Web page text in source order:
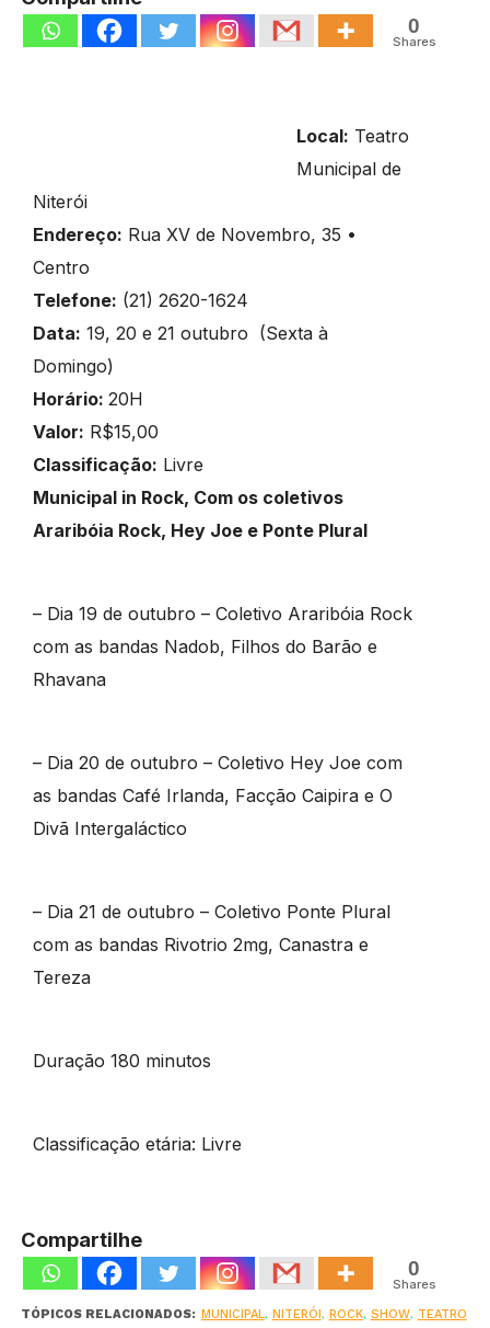
0
Shares
Local: Teatro
Municipal de
Niterói
Endereço: Rua XV de Novembro, 35 •
Centro
Telefone: (21) 2620-1624
Data: 19, 20 e 21 outubro (Sexta à
Domingo)
Horário: 20H
Valor: R$15,00
Classificação: Livre
Municipal in Rock, Com os coletivos
Araribóia Rock, Hey Joe e Ponte Plural
– Dia 19 de outubro – Coletivo Araribóia Rock
com as bandas Nadob, Filhos do Barão e
Rhavana
– Dia 20 de outubro – Coletivo Hey Joe com
as bandas Café Irlanda, Facção Caipira e O
Divã Intergaláctico
– Dia 21 de outubro – Coletivo Ponte Plural
com as bandas Rivotrio 2mg, Canastra e
Tereza
Duração 180 minutos
Classificação etária: Livre
Compartilhe
0
Shares
TÓPICOS RELACIONADOS: MUNICIPAL, NITERÓI, ROCK, SHOW, TEATRO